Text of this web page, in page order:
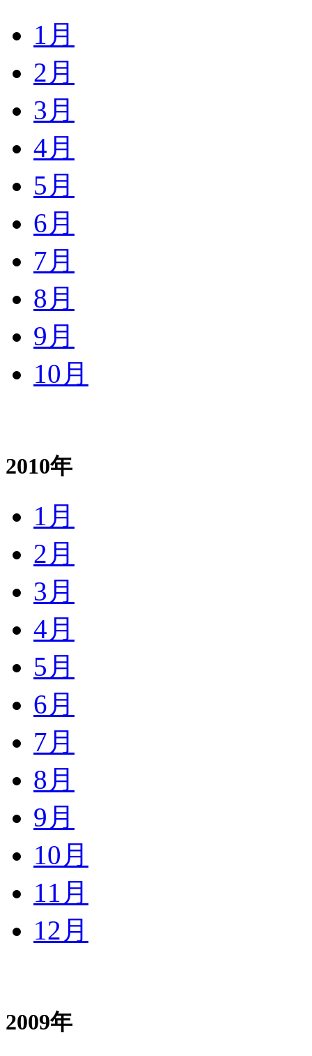
1月
2月
3月
4月
5月
6月
7月
8月
9月
10月
2010年
1月
2月
3月
4月
5月
6月
7月
8月
9月
10月
11月
12月
2009年